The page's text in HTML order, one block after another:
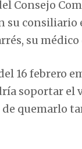
Consejo
su
su
16 febrero
soportar el
quemarlo